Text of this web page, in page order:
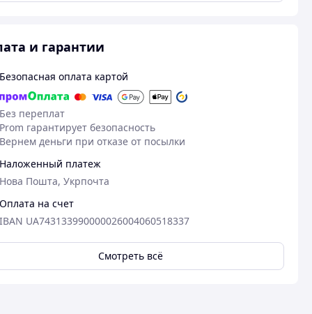
и гарантии
Безопасная оплата картой
Без переплат
Prom гарантирует безопасность
Вернем деньги при отказе от посылки
Наложенный платеж
Нова Пошта, Укрпочта
Оплата на счет
IBAN UA743133990000026004060518337
Смотреть всё